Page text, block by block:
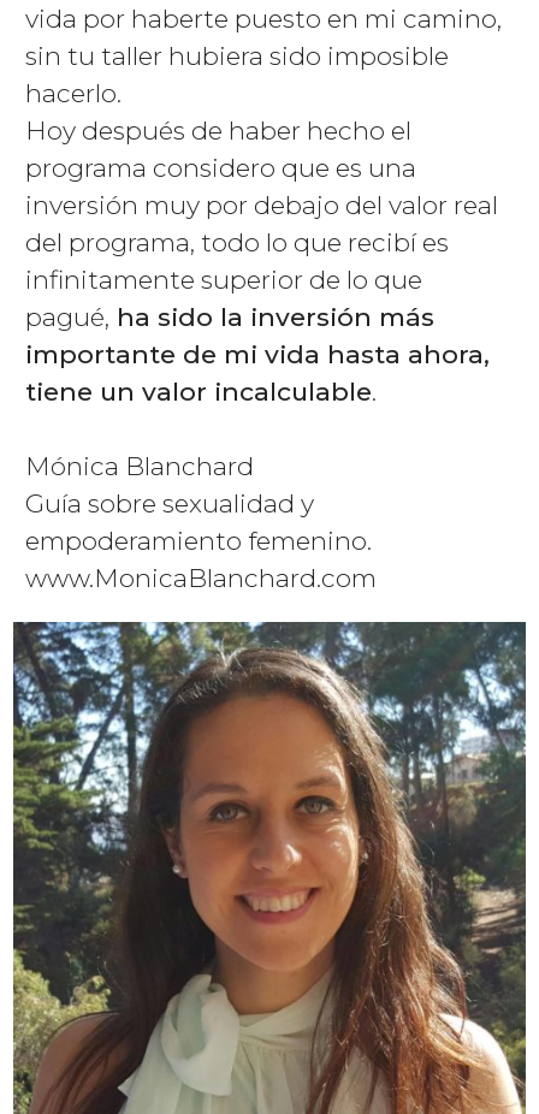
vida por haberte puesto en mi camino,
sin tu taller hubiera sido imposible
hacerlo.
Hoy después de haber hecho el
programa considero que es una
inversión muy por debajo del valor real
del programa, todo lo que recibí es
infinitamente superior de lo que
pagué, ha sido la inversión más
importante de mi vida hasta ahora,
tiene un valor incalculable.
Mónica Blanchard
Guía sobre sexualidad y
empoderamiento femenino.
www.MonicaBlanchard.com